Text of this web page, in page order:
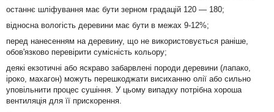
останнє шліфування має бути зерном градацій 120 ― 180;
відносна вологість деревини має бути в межах 9-12%;
перед нанесенням на деревину, що не використовується раніше,
обов'язково перевірити сумісність кольору;
деякі екзотичні або яскраво забарвлені породи деревини (лапако,
іроко, махагон) можуть перешкоджати висиханню олії або сильно
уповільнити процес сушіння. У цьому випадку потрібна хороша
вентиляція для її прискорення.